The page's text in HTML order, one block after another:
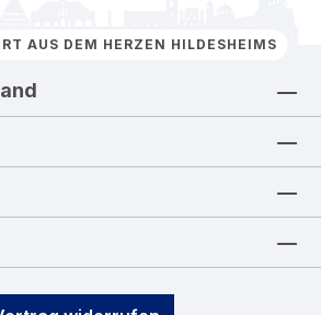
AUS DEM HERZEN HILDESHEIMS